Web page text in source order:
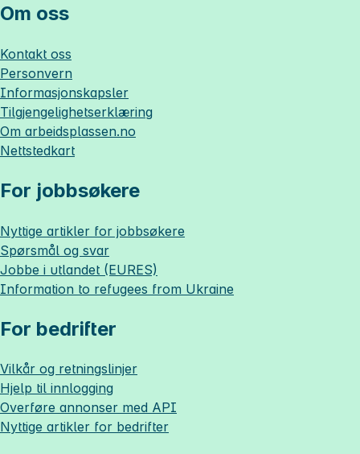
Om oss
Kontakt oss
Personvern
Informasjonskapsler
Tilgjengelighetserklæring
Om arbeidsplassen.no
Nettstedkart
For jobbsøkere
Nyttige artikler for jobbsøkere
Spørsmål og svar
Jobbe i utlandet (EURES)
Information to refugees from Ukraine
For bedrifter
Vilkår og retningslinjer
Hjelp til innlogging
Overføre annonser med API
Nyttige artikler for bedrifter